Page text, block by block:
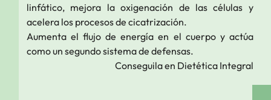
linfático, mejora la oxigenación de las células y
acelera los procesos de cicatrización.
Aumenta el flujo de energía en el cuerpo y actúa
como un segundo sistema de defensas.
Conseguila en DietéticaIntegral